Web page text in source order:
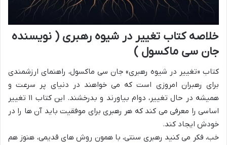
خلاصه کتاب تغییر در شیوه رهبری ( نویسنده
جان سی ماکسول )
کتاب «تغییر در شیوه رهبری» جان سی ماکسول، راهنمای ارزشمندی
برای رهبران امروزی است که می خواهند در دنیای پر سرعت و
همیشه در حال تغییر، دوام بیاورند و بدرخشند. این کتاب ۱۱ تغییر
اساسی را معرفی می کند که هر رهبری برای موفقیت باید آن ها را در
خودش ایجاد کند.
خب، فکر می کنید رهبری سنتی، با همون روش های قدیمی، هنوز هم